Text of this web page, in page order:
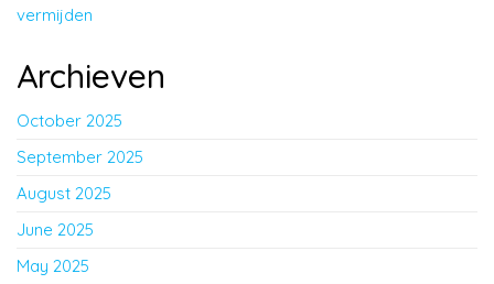
vermijden
Archieven
October 2025
September 2025
August 2025
June 2025
May 2025